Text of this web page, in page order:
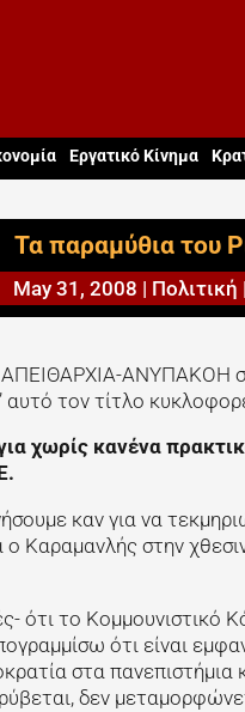
Εργατικό Κίνημα
Τα παραμύθια του
May 31, 2008 | Πολιτική |
ΑΠΕΙΘΑΡΧΙΑ-ΑΝΥΠΑΚΟΗ
τον τίτλο
χωρίς κανένα
καν για να
Καραμανλής στην
ότι το Κομμουνιστικό
ότι είναι
στα
δεν